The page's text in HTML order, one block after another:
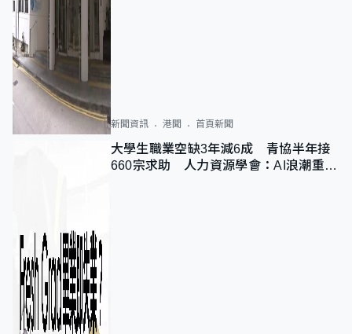
新聞資訊 港聞 首頁新聞
大學生職業空缺3年減6成 青協半年接
660宗求助 人力資源學會：AI浪潮重整